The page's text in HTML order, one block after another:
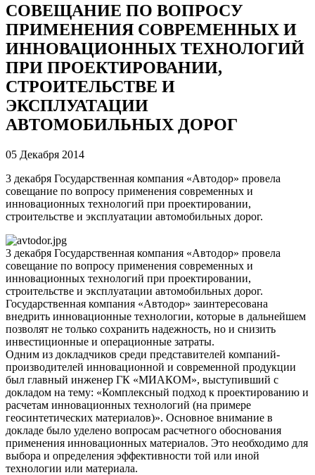
СОВЕЩАНИЕ ПО ВОПРОСУ
ПРИМЕНЕНИЯ СОВРЕМЕННЫХ И
ИННОВАЦИОННЫХ ТЕХНОЛОГИЙ
ПРИ ПРОЕКТИРОВАНИИ,
СТРОИТЕЛЬСТВЕ И
ЭКСПЛУАТАЦИИ
АВТОМОБИЛЬНЫХ ДОРОГ
05 Декабря 2014
3 декабря Государственная компания «Автодор» провела
совещание по вопросу применения современных и
инновационных технологий при проектировании,
строительстве и эксплуатации автомобильных дорог.
3 декабря Государственная компания «Автодор» провела
совещание по вопросу применения современных и
инновационных технологий при проектировании,
строительстве и эксплуатации автомобильных дорог.
Государственная компания «Автодор» заинтересована
внедрить инновационные технологии, которые в дальнейшем
позволят не только сохранить надежность, но и снизить
инвестиционные и операционные затраты.
Одним из докладчиков среди представителей компаний-
производителей инновационной и современной продукции
был главный инженер ГК «МИАКОМ», выступивший с
докладом на тему: «Комплексный подход к проектированию и
расчетам инновационных технологий (на примере
геосинтетических материалов)». Основное внимание в
докладе было уделено вопросам расчетного обоснования
применения инновационных материалов. Это необходимо для
выбора и определения эффективности той или иной
технологии или материала.